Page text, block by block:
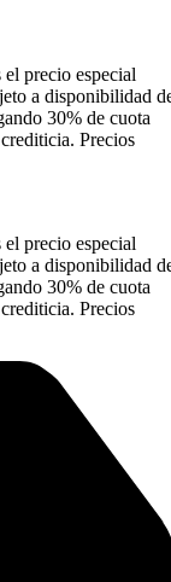
precio especial
a disponibilidad
30% de cuota
Precios
precio especial
a disponibilidad
30% de cuota
Precios